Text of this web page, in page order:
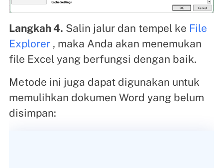
Langkah 4. Salin jalur dan tempel ke File
Explorer, maka Anda akan menemukan
file Excel yang berfungsi dengan baik.
Metode ini juga dapat digunakan untuk
memulihkan dokumen Word yang belum
disimpan: